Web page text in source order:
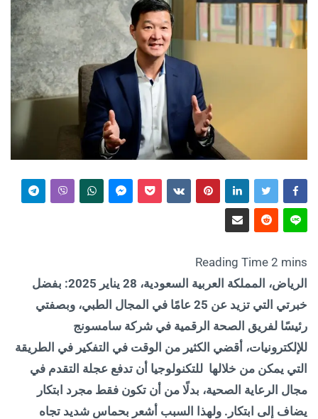
الرياض، المملكة العربية السعودية، 28 يناير 2025:
بفضل
خبرتي التي تزيد عن 25 عامًا في المجال الطبي، وبصفتي
رئيسًا لفريق الصحة الرقمية في شركة سامسونج
للإلكترونيات، أقضي الكثير من الوقت في التفكير في الطريقة
التي يمكن من خلالها للتكنولوجيا أن تدفع عجلة التقدم في
مجال الرعاية الصحية، بدلًا من أن تكون فقط مجرد ابتكار
يضاف إلى ابتكار. ولهذا السبب أشعر بحماس شديد تجاه